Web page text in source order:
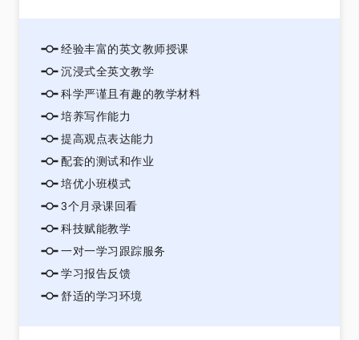
经验丰富的英文教师授课
沉浸式全英文教学
科学严谨且有趣的教学材料
培养写作能力
提高观点表达能力
配套的测试和作业
培优小班模式
3个月录课回看
科技赋能教学
一对一学习跟踪服务
学习报告反馈
舒适的学习环境